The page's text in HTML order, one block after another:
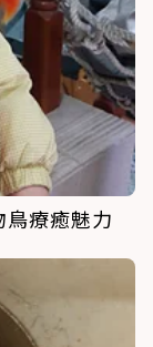
療癒魅力